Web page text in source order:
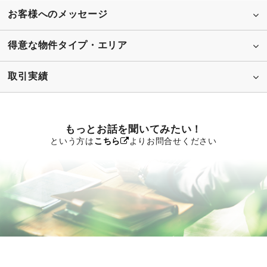
お客様へのメッセージ
得意な物件タイプ・エリア
取引実績
もっとお話を聞いてみたい！
という方はこちら よりお問合せください